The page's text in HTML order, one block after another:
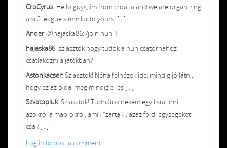
CroCyrus: Hello guys, im from croatia and we are organizing
a sc2 league simmilar to yours, [...]
Ander: @hajaska86: /join hun-1
hajaska86: sziasztok hogy tudok a hun csatornához
csatlakozni a játékban?
Astonkacser: Sziasztok! Néha felnézek ide, mindig jó látni,
hogy ez az oldal még mindig él és [...]
Szvatopluk: Sziasztok! Tudnátok nekem egy listát írni
azokról a map-okról, amik "zártak", azaz földi egységeket
csak [...]
Log in to post a comment.